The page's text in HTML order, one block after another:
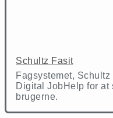
Schultz Fasit
Fagsystemet,
Digital JobHelp for
brugerne.